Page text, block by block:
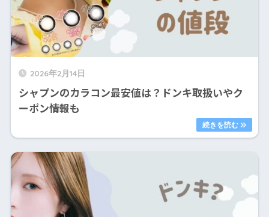
2026年2月14日
シャプンのカラコン最安値は？ドンキ取扱いやク
ーポン情報も